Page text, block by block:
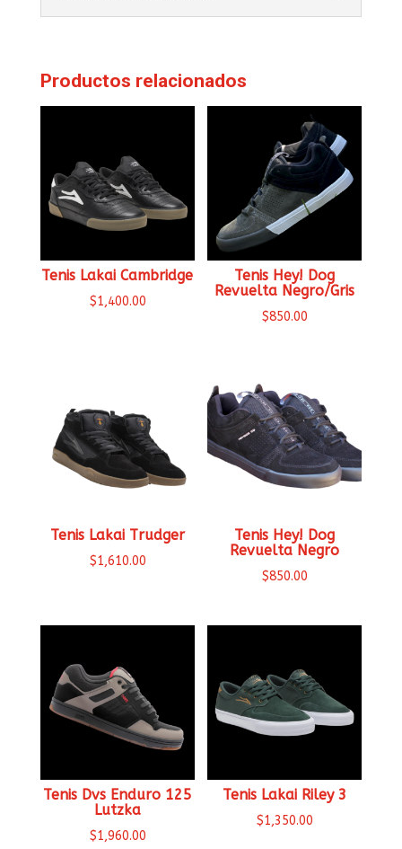
Productos relacionados
Tenis Lakai Cambridge
$1,400.00
Tenis Hey! Dog
Revuelta Negro/Gris
$850.00
Tenis Lakai Trudger
$1,610.00
Tenis Hey! Dog
Revuelta Negro
$850.00
Tenis Dvs Enduro 125
Lutzka
$1,960.00
Tenis Lakai Riley 3
$1,350.00